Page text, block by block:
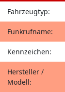
Fahrzeugtyp:
Funkrufname:
Kennzeichen:
Hersteller /
Modell: